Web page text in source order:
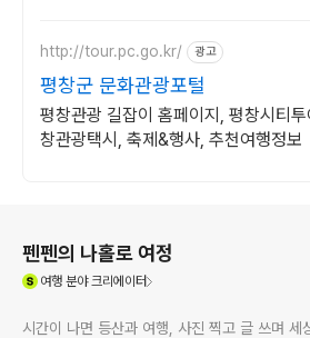
http://tour.pc.go.kr/ 광고
평창군 문화관광포털
평창관광 길잡이 홈페이지, 평창시티투
창관광택시, 축제&행사, 추천여행정보
펜펜의 나홀로 여정
여행분야 크리에이터
시간이 나면 등산과 여행, 사진 찍고 글 쓰며 세